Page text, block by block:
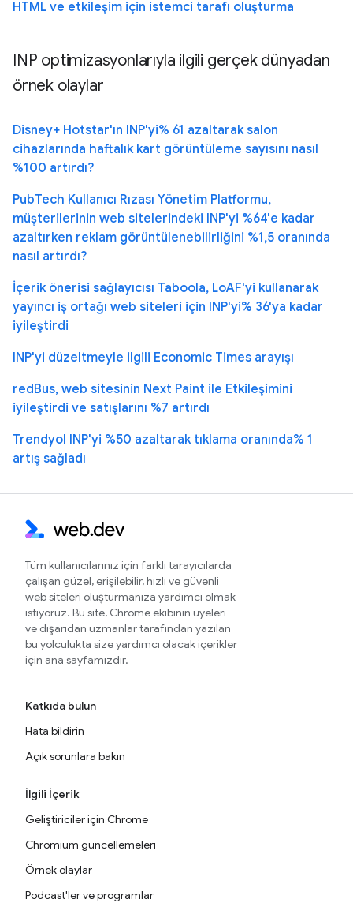
HTML ve etkileşim için istemci tarafı oluşturma
INP optimizasyonlarıyla ilgili gerçek dünyadan
örnek olaylar
Disney+ Hotstar'ın INP'yi% 61 azaltarak salon
cihazlarında haftalık kart görüntüleme sayısını nasıl
%100 artırdı?
PubTech Kullanıcı Rızası Yönetim Platformu,
müşterilerinin web sitelerindeki INP'yi %64'e kadar
azaltırken reklam görüntülenebilirliğini %1,5 oranında
nasıl artırdı?
İçerik önerisi sağlayıcısı Taboola, LoAF'yi kullanarak
yayıncı iş ortağı web siteleri için INP'yi% 36'ya kadar
iyileştirdi
INP'yi düzeltmeyle ilgili Economic Times arayışı
redBus, web sitesinin Next Paint ile Etkileşimini
iyileştirdi ve satışlarını %7 artırdı
Trendyol INP'yi %50 azaltarak tıklama oranında% 1
artış sağladı
Tüm kullanıcılarınız için farklı tarayıcılarda
çalışan güzel, erişilebilir, hızlı ve güvenli
web siteleri oluşturmanıza yardımcı olmak
istiyoruz. Bu site, Chrome ekibinin üyeleri
ve dışarıdan uzmanlar tarafından yazılan
bu yolculukta size yardımcı olacak içerikler
için ana sayfamızdır.
Katkıda bulun
Hata bildirin
Açık sorunlara bakın
İlgili İçerik
Geliştiriciler için Chrome
Chromium güncellemeleri
Örnek olaylar
Podcast'ler ve programlar